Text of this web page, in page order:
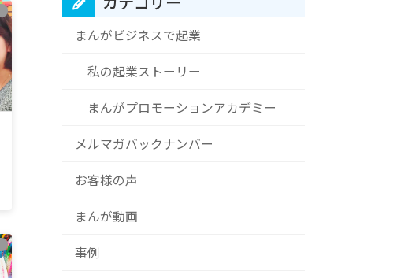
まんがビジネスで起業
私の起業ストーリー
まんがプロモーションアカデミー
メルマガバックナンバー
お客様の声
まんが動画
事例